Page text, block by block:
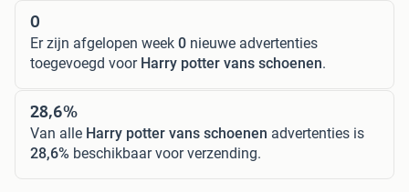
0
Er zijn afgelopen week 0 nieuwe advertenties
toegevoegd voor Harry potter vans schoenen.
28,6%
Van alle Harry potter vans schoenen advertenties is
28,6% beschikbaar voor verzending.